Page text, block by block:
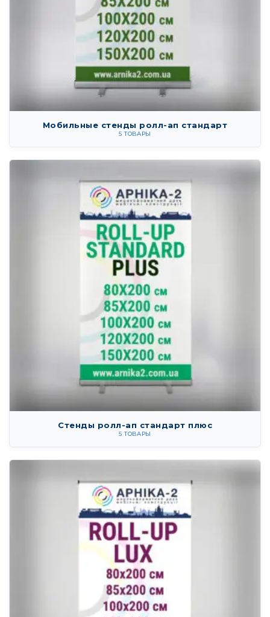
Мобильные стенды ролл-ап стандарт
5 ТОВАРЫ
Стенды ролл-ап стандарт плюс
5 ТОВАРЫ